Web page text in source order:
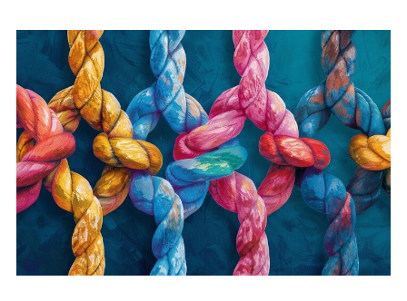
ARKISTO
TILAUSASIAT
MEDIATIEDOT
TIETOA
LEHDESTÄ
TAPAHTUMAT
YHTEYSTIEDOT